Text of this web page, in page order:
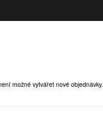
možné vytvářet nové objednávky.